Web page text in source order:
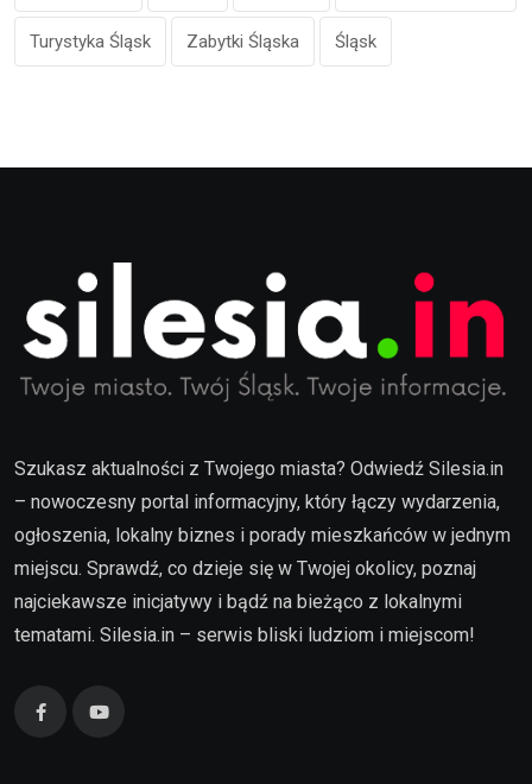
Turystyka Śląsk Zabytki Śląska Śląsk
Szukasz aktualności z Twojego miasta? Odwiedź Silesia.in
– nowoczesny portal informacyjny, który łączy wydarzenia,
ogłoszenia, lokalny biznes i porady mieszkańców w jednym
miejscu. Sprawdź, co dzieje się w Twojej okolicy, poznaj
najciekawsze inicjatywy i bądź na bieżąco z lokalnymi
tematami. Silesia.in – serwis bliski ludziom i miejscom!